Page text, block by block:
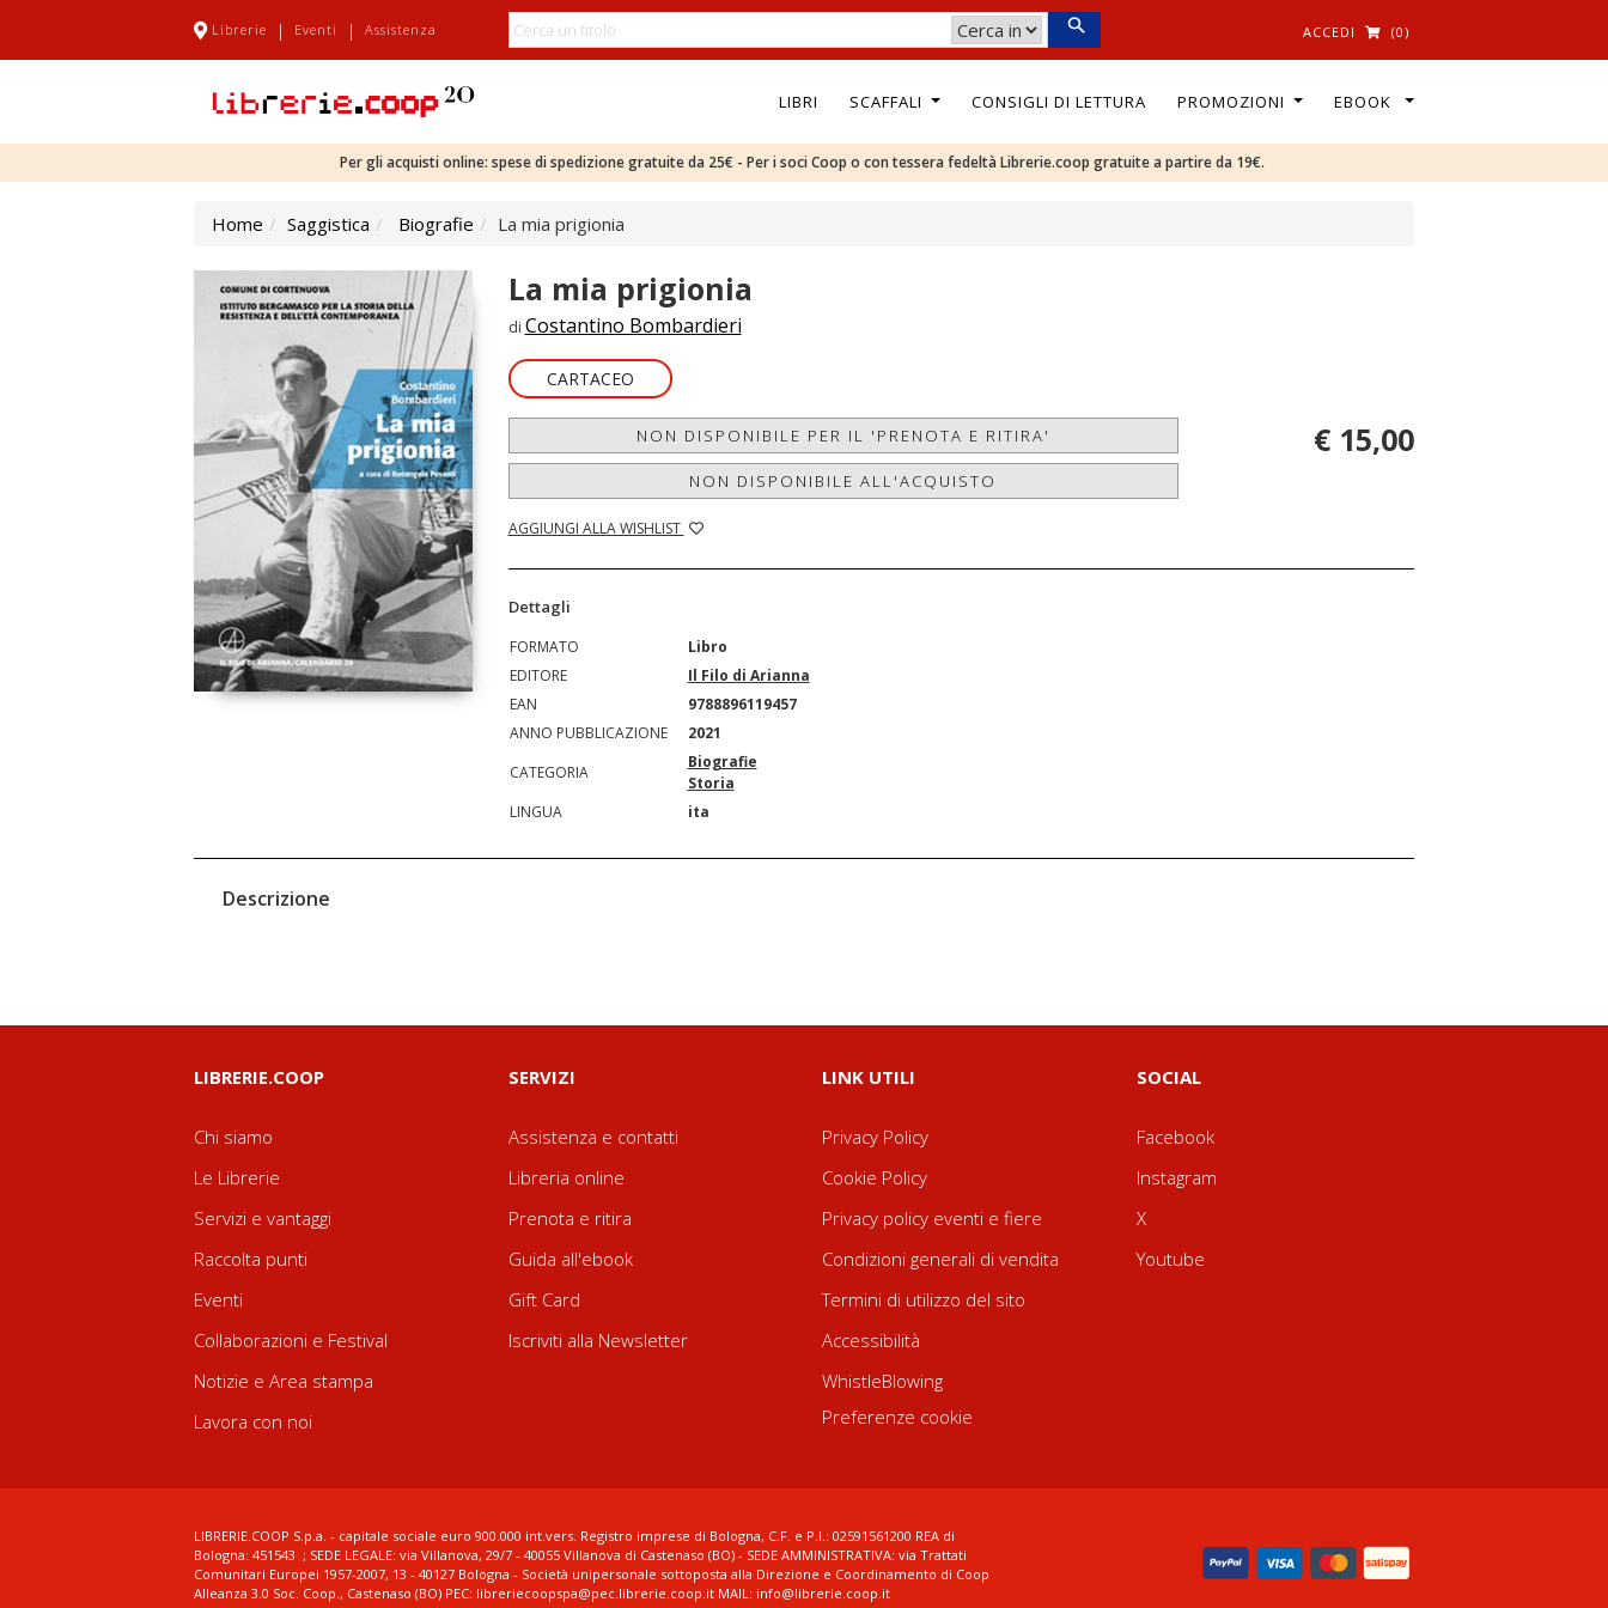
Librerie | Eventi | Assistenza ACCEDI (0)
LIBRI SCAFFALI CONSIGLI DI LETTURA PROMOZIONI EBOOK
Per gli acquisti online: spese di spedizione gratuite da 25€ - Per i soci Coop o con tessera fedeltà Librerie.coop gratuite a partire da 19€.
Home Saggistica Biografie La mia prigionia
La mia prigionia
di Costantino Bombardieri
CARTACEO
NON DISPONIBILE PER IL 'PRENOTA E RITIRA'
NON DISPONIBILE ALL'ACQUISTO
AGGIUNGI ALLA WISHLIST
€ 15,00
Dettagli
FORMATO
Libro
EDITORE
Il Filo di Arianna
EAN
9788896119457
ANNO PUBBLICAZIONE
2021
CATEGORIA
Biografie
Storia
LINGUA
ita
Descrizione
LIBRERIE.COOP
Chi siamo
Le Librerie
Servizi e vantaggi
Raccolta punti
Eventi
Collaborazioni e Festival
Notizie e Area stampa
Lavora con noi
SERVIZI
Assistenza e contatti
Libreria online
Prenota e ritira
Guida all'ebook
Gift Card
Iscriviti alla Newsletter
LINK UTILI
Privacy Policy
Cookie Policy
Privacy policy eventi e fiere
Condizioni generali di vendita
Termini di utilizzo del sito
Accessibilità
WhistleBlowing
Preferenze cookie
SOCIAL
Facebook
Instagram
X
Youtube
LIBRERIE.COOP S.p.a. - capitale sociale euro 900.000 int.vers. Registro imprese di Bologna, C.F. e P.I.: 02591561200 REA di
Bologna: 451543 ; SEDE LEGALE: via Villanova, 29/7 - 40055 Villanova di Castenaso (BO) - SEDE AMMINISTRATIVA: via Trattati
Comunitari Europei 1957-2007, 13 - 40127 Bologna - Società unipersonale sottoposta alla Direzione e Coordinamento di Coop
Alleanza 3.0 Soc. Coop., Castenaso (BO) PEC: libreriecoopspa@pec.librerie.coop.it MAIL: info@librerie.coop.it